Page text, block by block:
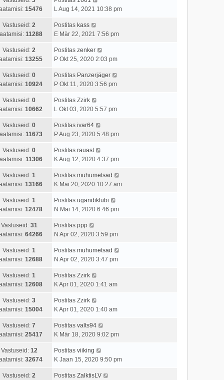
15476
L Aug 14, 2021 10:38 pm
Vastuseid: 2
11288
Postitas kass
E Mär 22, 2021 7:56 pm
Vastuseid: 2
13255
Postitas zenker
P Okt 25, 2020 2:03 pm
Vastuseid: 0
10924
Postitas Panzerjäger
P Okt 11, 2020 3:56 pm
Vastuseid: 0
10662
Postitas Zzirk
L Okt 03, 2020 5:57 pm
Vastuseid: 0
11673
Postitas ivar64
P Aug 23, 2020 5:48 pm
Vastuseid: 0
11306
Postitas rauast
K Aug 12, 2020 4:37 pm
Vastuseid: 1
13166
Postitas muhumetsad
K Mai 20, 2020 10:27 am
Vastuseid: 1
12478
Postitas ugandiklubi
N Mai 14, 2020 6:46 pm
Vastuseid: 31
64266
Postitas ppp
N Apr 02, 2020 3:59 pm
Vastuseid: 1
12688
Postitas muhumetsad
N Apr 02, 2020 3:47 pm
Vastuseid: 1
12608
Postitas Zzirk
K Apr 01, 2020 1:41 am
Vastuseid: 3
15004
Postitas Zzirk
K Apr 01, 2020 1:40 am
Vastuseid: 7
25417
Postitas valts94
K Mär 18, 2020 9:02 pm
Vastuseid: 12
32674
Postitas viiking
K Jaan 15, 2020 9:50 pm
Vastuseid: 2
Postitas ZalktisLV